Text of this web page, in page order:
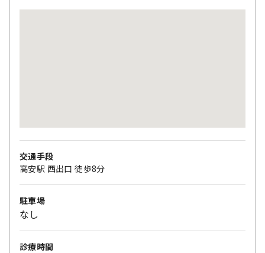
交通手段
高安駅 西出口 徒歩8分
駐車場
なし
診療時間